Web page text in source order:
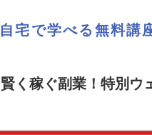
自宅で学べる無料講
賢く稼ぐ副業！特別ウ